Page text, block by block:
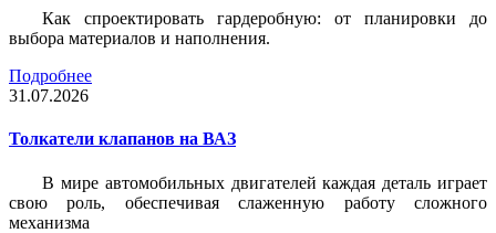
Как спроектировать гардеробную: от планировки до
выбора материалов и наполнения.
Подробнее
31.07.2026
Толкатели клапанов на ВАЗ
В мире автомобильных двигателей каждая деталь играет
свою роль, обеспечивая слаженную работу сложного
механизма